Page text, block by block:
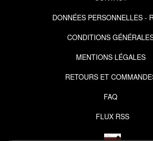
DONNÉES PERSONNELLES -
CONDITIONS
MENTIONS LÉGALES
RETOURS ET
FAQ
FLUX RSS